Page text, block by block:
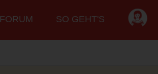
FORUM SO GEHT'S